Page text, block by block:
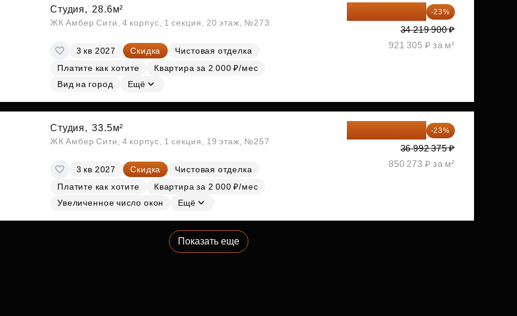
Студия, 28.6м²
ЖК Амбер Сити, 4 корпус, 1 секция, 20 этаж, №273
3 кв 2027 Скидка
Чистовая отделка
Платите как хотите
Квартира за 2 000 ₽/мес
Вид на город
Ещё
-23%
34 219 900 ₽
921 305 ₽ за м²
Студия, 33.5м²
ЖК Амбер Сити, 4 корпус, 1 секция, 19 этаж, №257
3 кв 2027 Скидка
Чистовая отделка
Платите как хотите
Квартира за 2 000 ₽/мес
Увеличенное число окон
Ещё
-23%
36 992 375 ₽
850 273 ₽ за м²
Показать еще